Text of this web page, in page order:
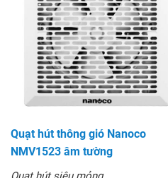
Quạt hút thông gió Nanoco
NMV1523 âm tường